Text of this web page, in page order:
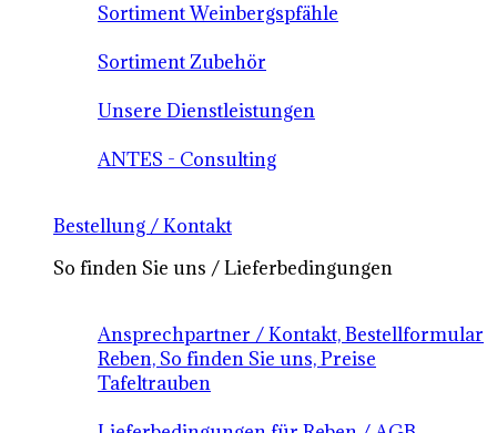
Sortiment Weinbergspfähle
Sortiment Zubehör
Unsere Dienstleistungen
ANTES - Consulting
Bestellung / Kontakt
So finden Sie uns / Lieferbedingungen
Ansprechpartner / Kontakt, Bestellformular
Reben, So finden Sie uns, Preise
Tafeltrauben